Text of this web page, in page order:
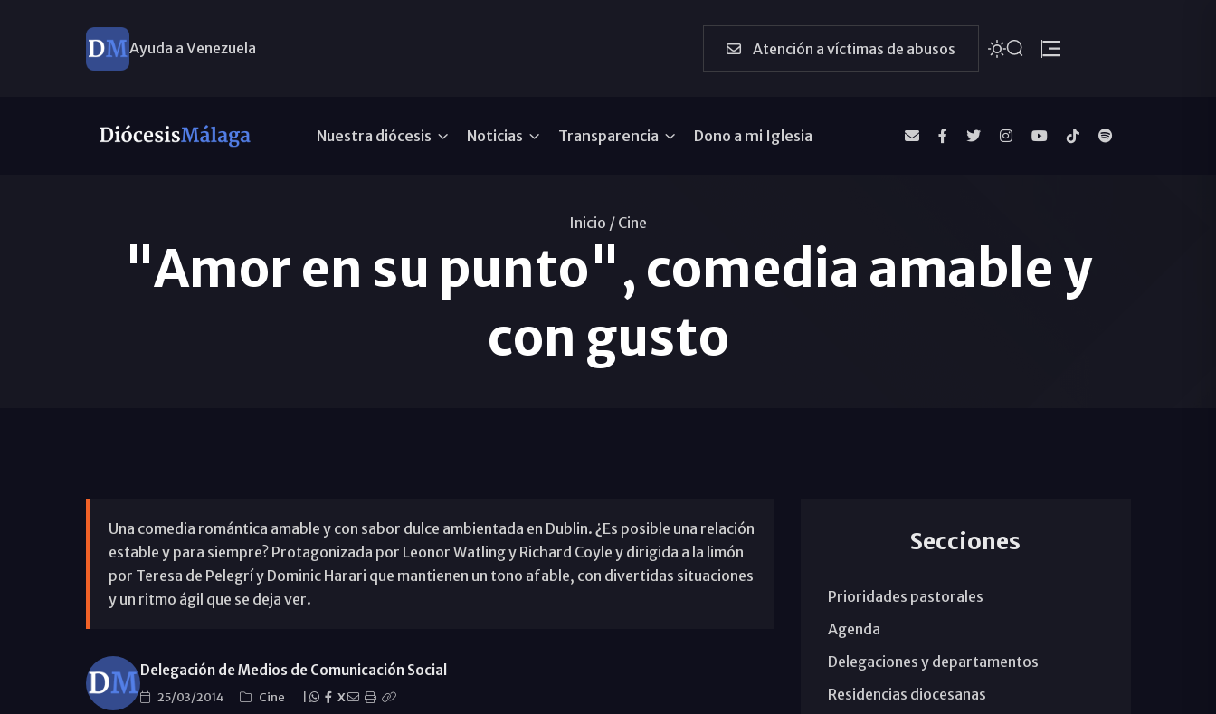
Ayuda a Venezuela Atención a víctimas de abusos
Nuestra diócesis Noticias Transparencia Dono a mi Iglesia
Inicio / Cine
"Amor en su punto", comedia amable y
con gusto
Una comedia romántica amable y con sabor dulce ambientada en Dublin. ¿Es posible una relación
estable y para siempre? Protagonizada por Leonor Watling y Richard Coyle y dirigida a la limón
por Teresa de Pelegrí y Dominic Harari que mantienen un tono afable, con divertidas situaciones
y un ritmo ágil que se deja ver.
Delegación de Medios de Comunicación Social
25/03/2014 Cine X
Secciones
Prioridades pastorales
Agenda
Delegaciones y departamentos
Residencias diocesanas